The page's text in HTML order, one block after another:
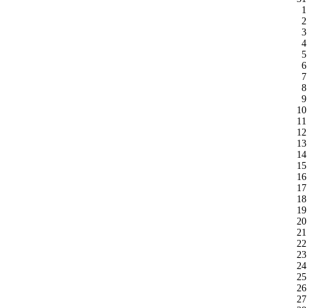
1
2
3
4
5
6
7
8
9
10
11
12
13
14
15
16
17
18
19
20
21
22
23
24
25
26
27